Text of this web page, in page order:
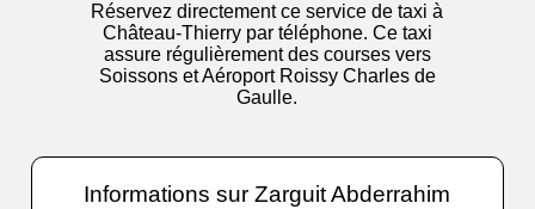
Réservez directement ce service de taxi à
Château-Thierry par téléphone. Ce taxi
assure régulièrement des courses vers
Soissons et Aéroport Roissy Charles de
Gaulle.
Informations sur Zarguit Abderrahim